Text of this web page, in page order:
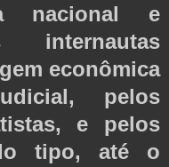
nacional e
internautas
econômica
pelos
e pelos
tipo, até o